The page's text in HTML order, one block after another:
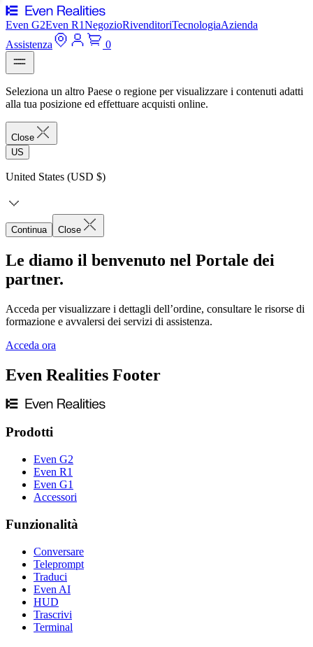
Even G2Even R1NegozioRivenditoriTecnologiaAzienda
Assistenza
0
Seleziona un altro Paese o regione per visualizzare i contenuti adatti
alla tua posizione ed effettuare acquisti online.
Close
US
United States (USD $)
Continua Close
Le diamo il benvenuto nel Portale dei
partner.
Acceda per visualizzare i dettagli dell’ordine, consultare le risorse di
formazione e avvalersi dei servizi di assistenza.
Acceda ora
Even Realities Footer
Prodotti
Even G2
Even R1
Even G1
Accessori
Funzionalità
Conversare
Teleprompt
Traduci
Even AI
HUD
Trascrivi
Terminal